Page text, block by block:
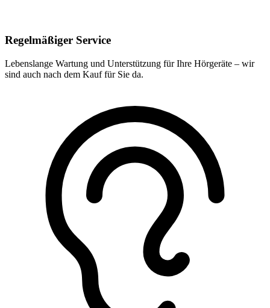
Regelmäßiger Service
Lebenslange Wartung und Unterstützung für Ihre Hörgeräte – wir
sind auch nach dem Kauf für Sie da.